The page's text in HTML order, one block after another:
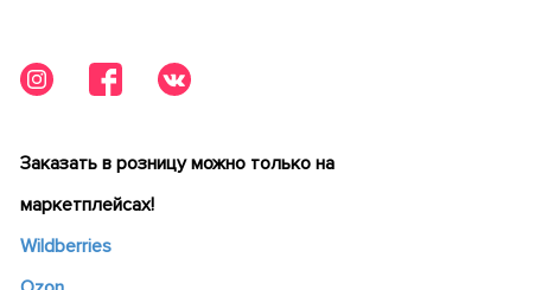
Заказать в розницу можно только на
маркетплейсах!
Wildberries